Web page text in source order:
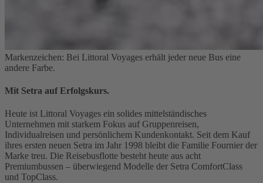
Markenzeichen: Bei Littoral Voyages erhält jeder neue Bus eine
andere Farbe.
Mit Setra auf Erfolgskurs.
Heute ist Littoral Voyages ein solides mittelständisches
Unternehmen mit starkem Fokus auf Gruppenreisen,
Individualreisen und persönlichem Kundenkontakt. Seit dem Kauf
ihres ersten neuen Setra im Jahr 1998 bleibt die Familie Fournier der
Marke treu. Die Reisebusflotte besteht heute aus acht
Premiumbussen – überwiegend Modelle der Setra ComfortClass
und TopClass.